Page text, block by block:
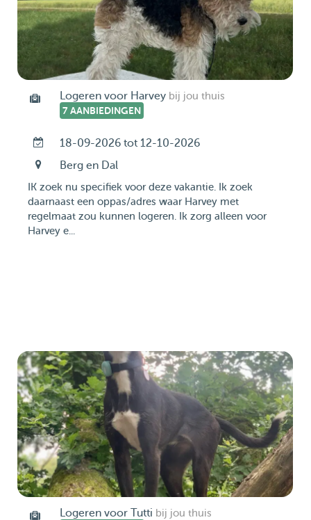
Logeren voor Harvey bij jou thuis
7 AANBIEDINGEN
18-09-2026 tot 12-10-2026
Berg en Dal
IK zoek nu specifiek voor deze vakantie. Ik zoek
daarnaast een oppas/adres waar Harvey met
regelmaat zou kunnen logeren. Ik zorg alleen voor
Harvey e...
Logeren voor Tutti bij jou thuis